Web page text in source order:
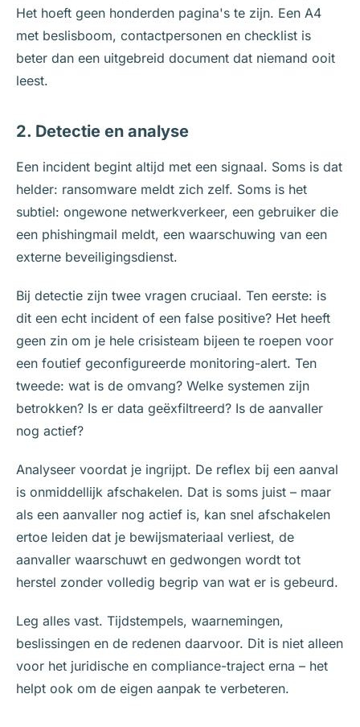
Het hoeft geen honderden pagina's te zijn. Een A4
met beslisboom, contactpersonen en checklist is
beter dan een uitgebreid document dat niemand ooit
leest.
2. Detectie en analyse
Een incident begint altijd met een signaal. Soms is dat
helder: ransomware meldt zich zelf. Soms is het
subtiel: ongewone netwerkverkeer, een gebruiker die
een phishingmail meldt, een waarschuwing van een
externe beveiligingsdienst.
Bij detectie zijn twee vragen cruciaal. Ten eerste: is
dit een echt incident of een false positive? Het heeft
geen zin om je hele crisisteam bijeen te roepen voor
een foutief geconfigureerde monitoring-alert. Ten
tweede: wat is de omvang? Welke systemen zijn
betrokken? Is er data geëxfiltreerd? Is de aanvaller
nog actief?
Analyseer voordat je ingrijpt. De reflex bij een aanval
is onmiddellijk afschakelen. Dat is soms juist – maar
als een aanvaller nog actief is, kan snel afschakelen
ertoe leiden dat je bewijsmateriaal verliest, de
aanvaller waarschuwt en gedwongen wordt tot
herstel zonder volledig begrip van wat er is gebeurd.
Leg alles vast. Tijdstempels, waarnemingen,
beslissingen en de redenen daarvoor. Dit is niet alleen
voor het juridische en compliance-traject erna – het
helpt ook om de eigen aanpak te verbeteren.